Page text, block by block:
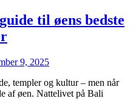
til øens bedste
9, 2025
templer og kultur – men når
af øen. Nattelivet på Bali